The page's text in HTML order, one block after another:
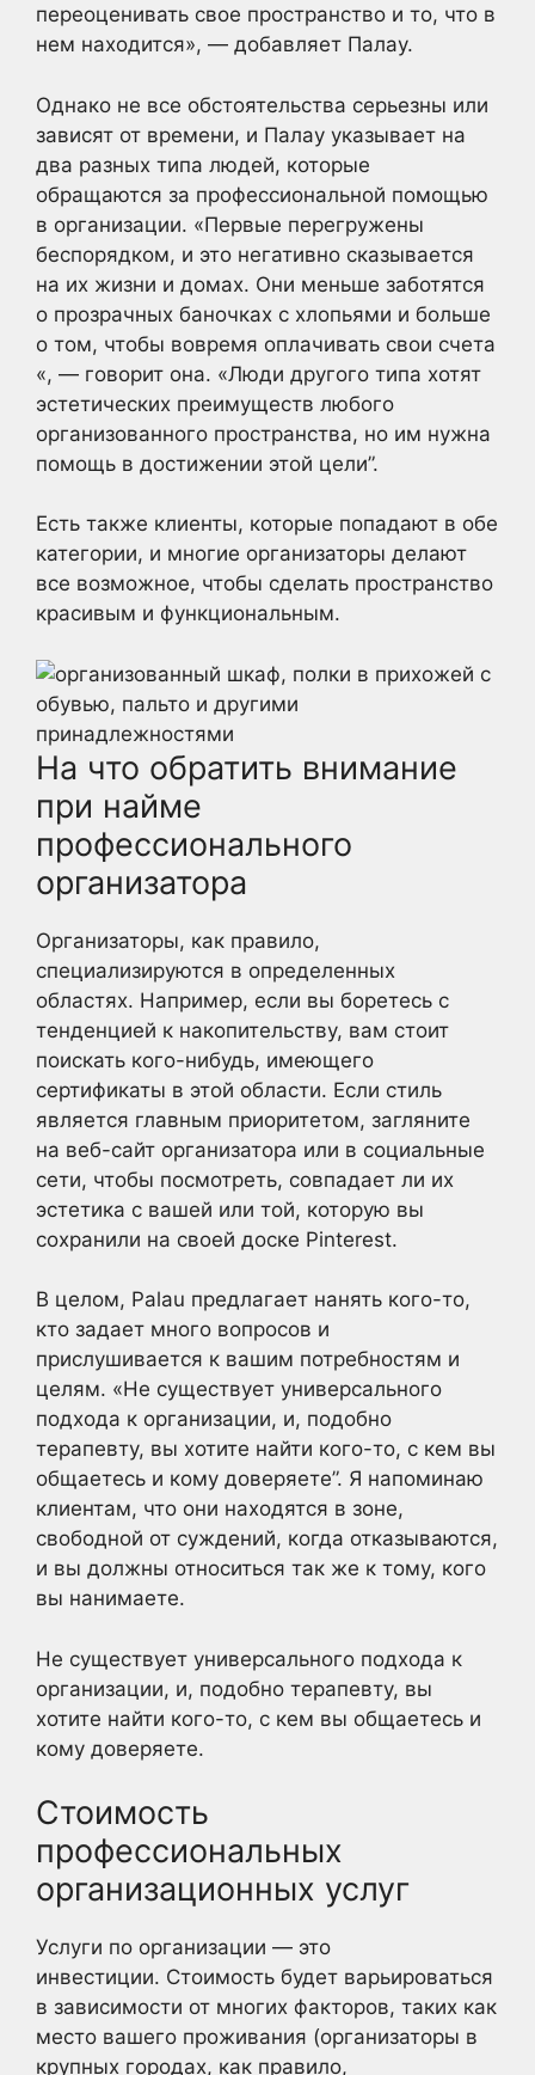
переоценивать свое пространство и то, что в
нем находится», — добавляет Палау.
Однако не все обстоятельства серьезны или
зависят от времени, и Палау указывает на
два разных типа людей, которые
обращаются за профессиональной помощью
в организации. «Первые перегружены
беспорядком, и это негативно сказывается
на их жизни и домах. Они меньше заботятся
о прозрачных баночках с хлопьями и больше
о том, чтобы вовремя оплачивать свои счета
«, — говорит она. «Люди другого типа хотят
эстетических преимуществ любого
организованного пространства, но им нужна
помощь в достижении этой цели”.
Есть также клиенты, которые попадают в обе
категории, и многие организаторы делают
все возможное, чтобы сделать пространство
красивым и функциональным.
На что обратить внимание
при найме
профессионального
организатора
Организаторы, как правило,
специализируются в определенных
областях. Например, если вы боретесь с
тенденцией к накопительству, вам стоит
поискать кого-нибудь, имеющего
сертификаты в этой области. Если стиль
является главным приоритетом, загляните
на веб-сайт организатора или в социальные
сети, чтобы посмотреть, совпадает ли их
эстетика с вашей или той, которую вы
сохранили на своей доске Pinterest.
В целом, Palau предлагает нанять кого-то,
кто задает много вопросов и
прислушивается к вашим потребностям и
целям. «Не существует универсального
подхода к организации, и, подобно
терапевту, вы хотите найти кого-то, с кем вы
общаетесь и кому доверяете”. Я напоминаю
клиентам, что они находятся в зоне,
свободной от суждений, когда отказываются,
и вы должны относиться так же к тому, кого
вы нанимаете.
Не существует универсального подхода к
организации, и, подобно терапевту, вы
хотите найти кого-то, с кем вы общаетесь и
кому доверяете.
Стоимость
профессиональных
организационных услуг
Услуги по организации — это
инвестиции. Стоимость будет варьироваться
в зависимости от многих факторов, таких как
место вашего проживания (организаторы в
крупных городах, как правило,